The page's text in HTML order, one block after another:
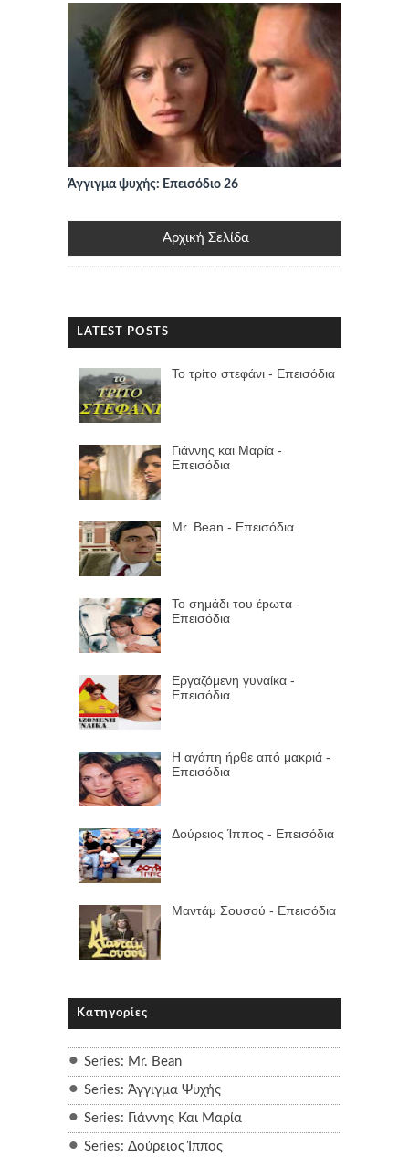
Άγγιγμα ψυχής: Επεισόδιο 26
Αρχική Σελίδα
LATEST POSTS
Το τρίτο στεφάνι - Επεισόδια
Γιάννης και Μαρία -
Επεισόδια
Mr. Bean - Επεισόδια
Το σημάδι του έpωτα -
Επεισόδια
Εργαζόμενη γυναίκα -
Επεισόδια
Η αγάπη ήρθε από μακριά -
Επεισόδια
Δούρειος Ίππος - Επεισόδια
Μαντάμ Σουσού - Επεισόδια
Κατηγορίες
Series: Mr. Bean
Series: Άγγιγμα Ψυχής
Series: Γιάννης Και Μαρία
Series: Δούρειος Ίππος